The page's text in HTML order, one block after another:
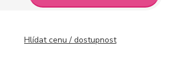
Hlídat cenu / dostupnost